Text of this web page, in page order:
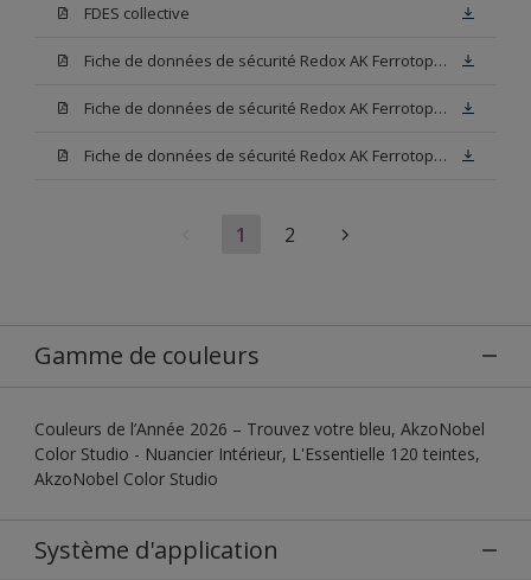
FDES collective
Fiche de données de sécurité Redox AK Ferrotop Base W05
Fiche de données de sécurité Redox AK Ferrotop Noir
Fiche de données de sécurité Redox AK Ferrotop Blanc
1 2
Gamme de couleurs
Couleurs de l’Année 2026 – Trouvez votre bleu, AkzoNobel
Color Studio - Nuancier Intérieur, L'Essentielle 120 teintes,
AkzoNobel Color Studio
Système d'application